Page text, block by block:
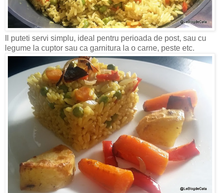
Il puteti servi simplu, ideal pentru perioada de post, sau cu
legume la cuptor sau ca garnitura la o carne, peste etc.